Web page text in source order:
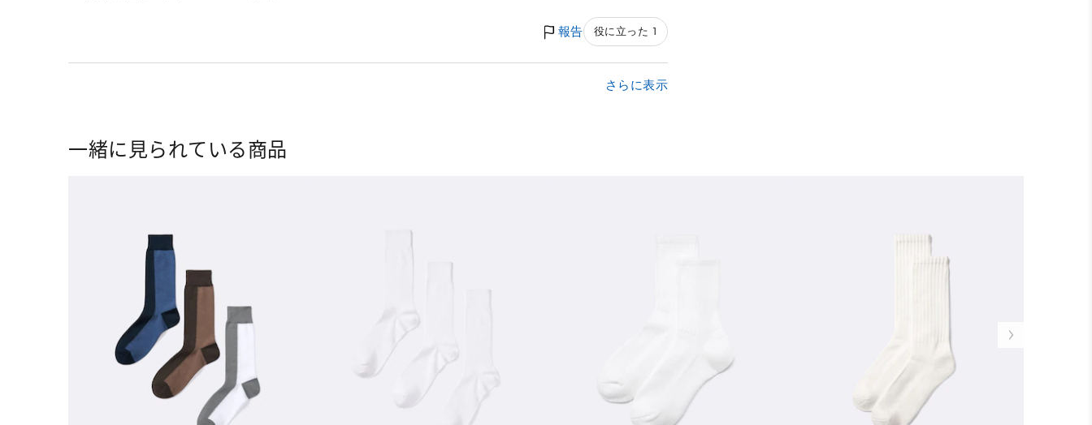
報告 役に立った 1
さらに表示
一緒に見られている商品